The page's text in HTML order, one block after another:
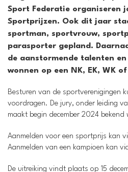
Sport Federatie organiseren
Sportprijzen. Ook dit jaar
sportman, sportvrouw,
parasporter gepland.
de aanstormende talenten
wonnen op een NK, EK, WK
Besturen van de sportverenigingen
voordragen. De jury, onder leiding
maakt begin december 2024 bekend
Aanmelden voor een sportprijs kan
Aanmelden van een kampioen kan
De uitreiking vindt plaats op 15